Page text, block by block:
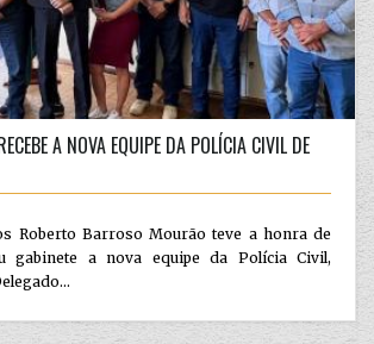
A NOVA EQUIPE DA POLÍCIA CIVIL DE
Roberto Barroso Mourão teve a honra de
gabinete a nova equipe da Polícia Civil,